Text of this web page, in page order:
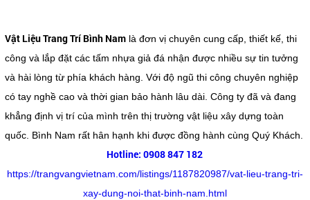
Vật Liệu Trang Trí Bình Namlà đơn vị chuyên cung cấp, thiết kế, thi
công và lắp đặt các tấm nhựa giả đá nhận được nhiều sự tin tưởng
và hài lòng từ phía khách hàng. Với độ ngũ thi công chuyên nghiệp
có tay nghề cao và thời gian bảo hành lâu dài. Công ty đã và đang
khẳng định vị trí của mình trên thị trường vật liệu xây dựng toàn
quốc. Bình Nam rất hân hạnh khi được đồng hành cùng Quý Khách.
Hotline: 0908 847 182
https://trangvangvietnam.com/listings/1187820987/vat-lieu-trang-tri-
xay-dung-noi-that-binh-nam.html